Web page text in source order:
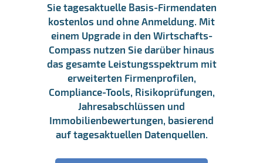
Sie tagesaktuelle Basis-Firmendaten
kostenlos und ohne Anmeldung. Mit
einem Upgrade in den Wirtschafts-
Compass nutzen Sie darüber hinaus
das gesamte Leistungsspektrum mit
erweiterten Firmenprofilen,
Compliance-Tools, Risikoprüfungen,
Jahresabschlüssen und
Immobilienbewertungen, basierend
auf tagesaktuellen Datenquellen.